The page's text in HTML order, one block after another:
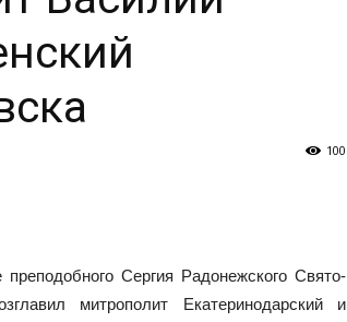
100
Сергия Радонежского Свято-
митрополит Екатеринодарский и